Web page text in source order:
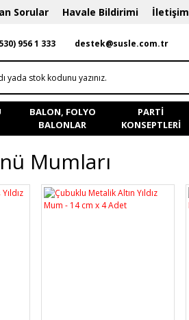
Sorular Havale Bildirimi İletişim
956 1 333 destek@susle.com.tr
BALON, FOLYO
BALONLAR
PARTI
KONSEPTLERI
Mumları